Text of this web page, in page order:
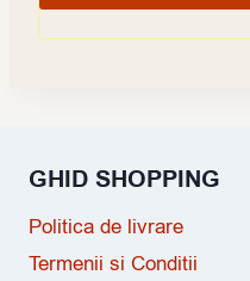
GHID SHOPPING
Politica de livrare
Termenii si Conditii